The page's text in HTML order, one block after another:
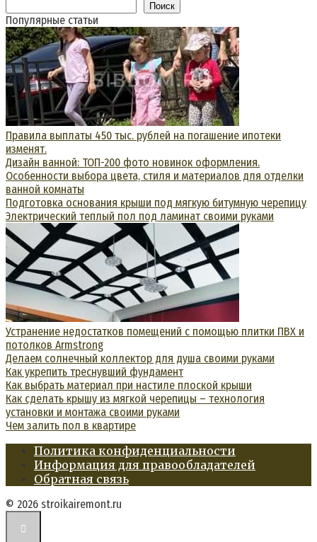
Поиск
Популярные статьи
Правила выплаты 450 тыс. рублей на погашение ипотеки
изменят.
Дизайн ванной: ТОП-200 фото новинок оформления.
Особенности выбора цвета, стиля и материалов для отделки
ванной комнаты
Подготовка основания крыши под мягкую битумную черепицу
Электрический теплый пол под ламинат своими руками
Устранение недостатков помещений с помощью плитки ПВХ и
потолков Armstrong
Делаем солнечный коллектор для душа своими руками
Как укрепить треснувший фундамент
Как выбрать материал при настиле плоской крыши
Как сделать крышу из мягкой черепицы – технология
установки и монтажа своими руками
Чем залить пол в квартире
Политика конфиденциальности
Информация для правообладателей
Обратная связь
© 2026 stroikairemont.ru